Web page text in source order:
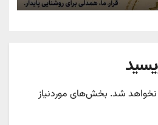
نخواهد شد. بخش‌های موردنیاز